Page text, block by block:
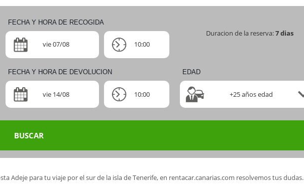
FECHA Y HORA DE RECOGIDA
vie 07/08 10:00
Duracion de la reserva:7dias
FECHA Y HORA DE DEVOLUCION
vie 14/08 10:00
EDAD
+25 años edad
BUSCAR
Adeje para tu viaje por el sur de la isla de Tenerife, en rentacar.canarias.com resolvemos tus dudas.